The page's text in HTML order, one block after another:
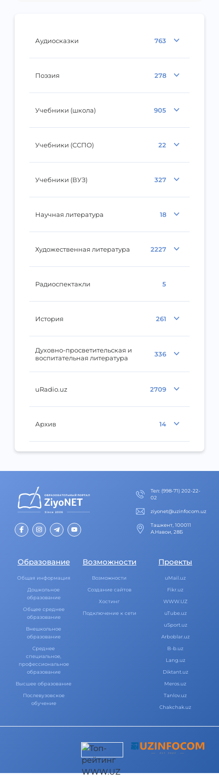
Аудиосказки 763
Поэзия 278
Учебники (школа) 905
Учебники (ССПО) 22
Учебники (ВУЗ) 327
Научная литература 18
Художественная литература 2227
Радиоспектакли 5
История 261
Духовно-просветительская и
воспитательная литература
336
uRadio.uz 2709
Архив 14
Тел: (998-71) 202-22-
02
ziyonet@uzinfocom.uz
Ташкент, 100011
А.Навои, 28Б
Образование
Общая информация
Дошкольное
образование
Общее среднее
образование
Внешкольное
образование
Среднее
специальное,
профессиональное
образование
Высшее образование
Послевузовское
обучение
Возможности
Возможности
Создание сайтов
Хостинг
Подключение к сети
Проекты
uMail.uz
Fikr.uz
WWW.UZ
uTube.uz
uSport.uz
Arboblar.uz
B-b.uz
Lang.uz
Diktant.uz
Meros.uz
Tanlov.uz
Chakchak.uz